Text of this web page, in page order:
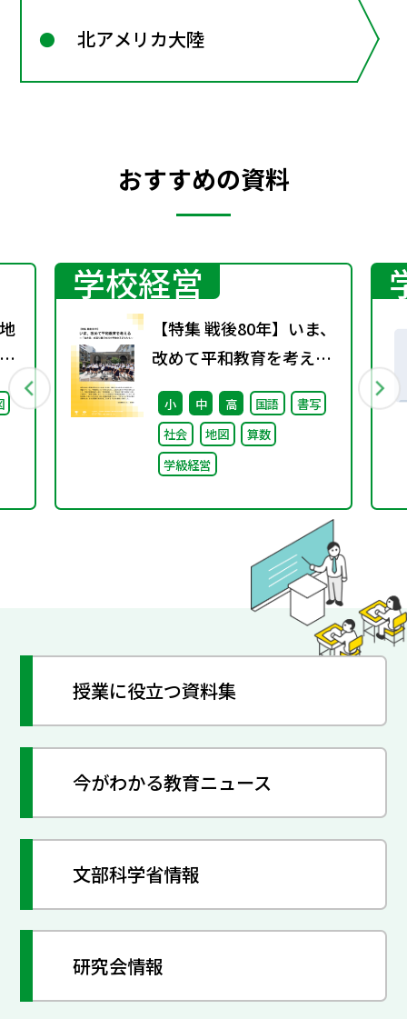
北アメリカ大陸
おすすめの資料
学校経営
【特集 戦後80年】いま、
改めて平和教育を考え
る〜「あの日」を語り継
ぐ本川小学校の子どもた
ち〜
小 中 高 国語
書写
社会
地図
算数
学級経営
授業に役立つ資料集
今がわかる教育ニュース
文部科学省情報
研究会情報